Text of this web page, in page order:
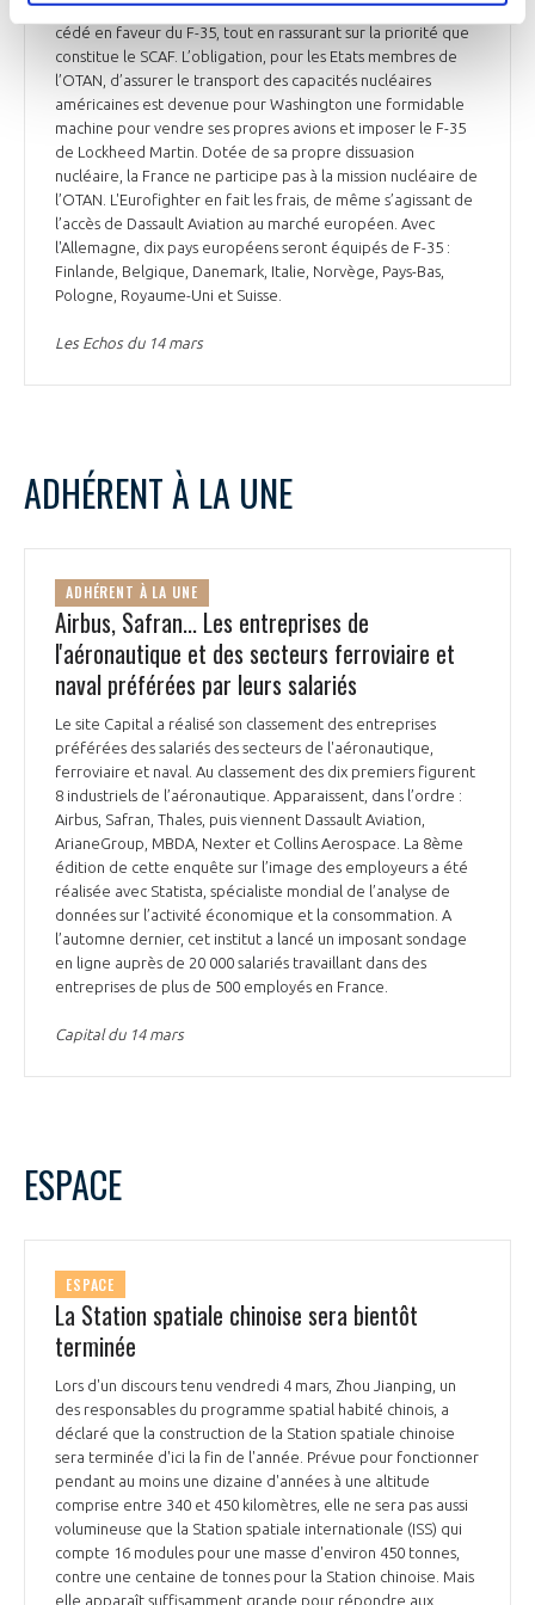
donne outre-Rhin, et le chancelier Olaf Scholz a finalement
cédé en faveur du F-35, tout en rassurant sur la priorité que
constitue le SCAF. L’obligation, pour les Etats membres de
l’OTAN, d’assurer le transport des capacités nucléaires
américaines est devenue pour Washington une formidable
machine pour vendre ses propres avions et imposer le F-35
de Lockheed Martin. Dotée de sa propre dissuasion
nucléaire, la France ne participe pas à la mission nucléaire de
l’OTAN. L'Eurofighter en fait les frais, de même s’agissant de
l’accès de Dassault Aviation au marché européen. Avec
l'Allemagne, dix pays européens seront équipés de F-35 :
Finlande, Belgique, Danemark, Italie, Norvège, Pays-Bas,
Pologne, Royaume-Uni et Suisse.
Les Echos du 14 mars
ADHÉRENT À LA UNE
ADHÉRENT À LA UNE
Airbus, Safran... Les entreprises de
l'aéronautique et des secteurs ferroviaire et
naval préférées par leurs salariés
Le site Capital a réalisé son classement des entreprises
préférées des salariés des secteurs de l'aéronautique,
ferroviaire et naval. Au classement des dix premiers figurent
8 industriels de l’aéronautique. Apparaissent, dans l’ordre :
Airbus, Safran, Thales, puis viennent Dassault Aviation,
ArianeGroup, MBDA, Nexter et Collins Aerospace. La 8ème
édition de cette enquête sur l’image des employeurs a été
réalisée avec Statista, spécialiste mondial de l’analyse de
données sur l’activité économique et la consommation. A
l’automne dernier, cet institut a lancé un imposant sondage
en ligne auprès de 20 000 salariés travaillant dans des
entreprises de plus de 500 employés en France.
Capital du 14 mars
ESPACE
ESPACE
La Station spatiale chinoise sera bientôt
terminée
Lors d'un discours tenu vendredi 4 mars, Zhou Jianping, un
des responsables du programme spatial habité chinois, a
déclaré que la construction de la Station spatiale chinoise
sera terminée d'ici la fin de l'année. Prévue pour fonctionner
pendant au moins une dizaine d'années à une altitude
comprise entre 340 et 450 kilomètres, elle ne sera pas aussi
volumineuse que la Station spatiale internationale (ISS) qui
compte 16 modules pour une masse d'environ 450 tonnes,
contre une centaine de tonnes pour la Station chinoise. Mais
elle apparaît suffisamment grande pour répondre aux